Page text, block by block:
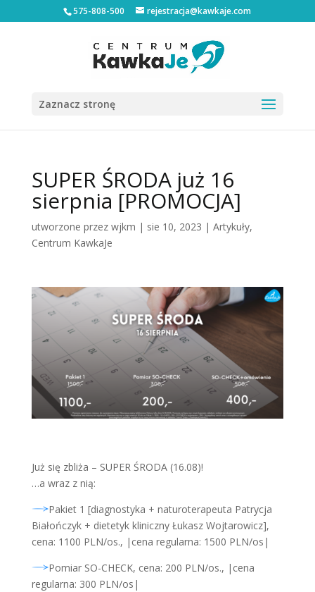
575-808-500 rejestracja@kawkaje.com
Zaznacz stronę
SUPER ŚRODA już 16
sierpnia [PROMOCJA]
utworzone przez wjkm | sie 10, 2023 | Artykuły,
Centrum KawkaJe
Już się zbliża – SUPER ŚRODA (16.08)!
…a wraz z nią:
Pakiet 1 [diagnostyka + naturoterapeuta Patrycja
Białończyk + dietetyk kliniczny Łukasz Wojtarowicz],
cena: 1100 PLN/os., |cena regularna: 1500 PLN/os|
Pomiar SO-CHECK, cena: 200 PLN/os., |cena
regularna: 300 PLN/os|